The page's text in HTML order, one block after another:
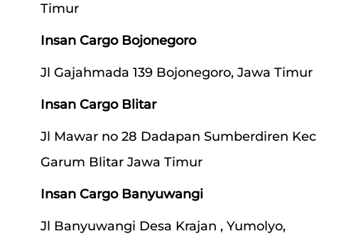
Timur
Insan Cargo Bojonegoro
Jl Gajahmada 139 Bojonegoro, Jawa Timur
Insan Cargo Blitar
Jl Mawar no 28 Dadapan Sumberdiren Kec
Garum Blitar Jawa Timur
Insan Cargo Banyuwangi
Jl Banyuwangi Desa Krajan , Yumolyo,